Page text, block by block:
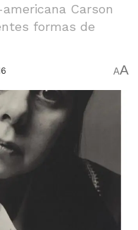
Carson
formas de
AA